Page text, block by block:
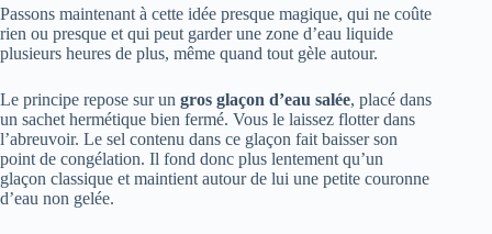
Passons maintenant à cette idée presque magique, qui ne coûte
rien ou presque et qui peut garder une zone d’eau liquide
plusieurs heures de plus, même quand tout gèle autour.
Le principe repose sur un gros glaçon d’eau salée, placé dans
un sachet hermétique bien fermé. Vous le laissez flotter dans
l’abreuvoir. Le sel contenu dans ce glaçon fait baisser son
point de congélation. Il fond donc plus lentement qu’un
glaçon classique et maintient autour de lui une petite couronne
d’eau non gelée.